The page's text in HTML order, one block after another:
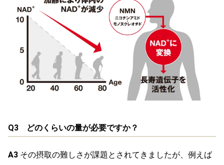
Q3 どのくらいの量が必要ですか？
A3 その摂取の難しさが課題とされてきましたが、例えば